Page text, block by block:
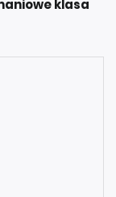
klasa